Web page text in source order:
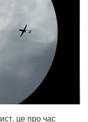
це про час